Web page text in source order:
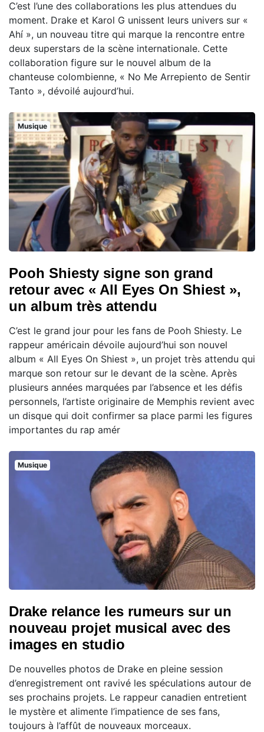
C’est l’une des collaborations les plus attendues du
moment. Drake et Karol G unissent leurs univers sur «
Ahí », un nouveau titre qui marque la rencontre entre
deux superstars de la scène internationale. Cette
collaboration figure sur le nouvel album de la
chanteuse colombienne, « No Me Arrepiento de Sentir
Tanto », dévoilé aujourd’hui.
Musique
Pooh Shiesty signe son grand
retour avec « All Eyes On Shiest »,
un album très attendu
C’est le grand jour pour les fans de Pooh Shiesty. Le
rappeur américain dévoile aujourd’hui son nouvel
album « All Eyes On Shiest », un projet très attendu qui
marque son retour sur le devant de la scène. Après
plusieurs années marquées par l’absence et les défis
personnels, l’artiste originaire de Memphis revient avec
un disque qui doit confirmer sa place parmi les figures
importantes du rap amér
Musique
Drake relance les rumeurs sur un
nouveau projet musical avec des
images en studio
De nouvelles photos de Drake en pleine session
d’enregistrement ont ravivé les spéculations autour de
ses prochains projets. Le rappeur canadien entretient
le mystère et alimente l’impatience de ses fans,
toujours à l’affût de nouveaux morceaux.